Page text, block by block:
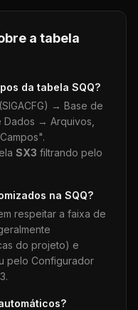
a tabela
da tabela SQQ?
→ Base de
→ Arquivos,
SX3 filtrando pelo
na SQQ?
respeitar a faixa de
do projeto) e
pelo Configurador